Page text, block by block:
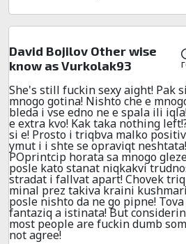
David Bojilov Other wise
know as Vurkolak93
She's still fuckin sexy aight! Pak
mnogo gotina! Nishto che e
bleda i vse edno ne e spala ili
e extra kvo! Kak taka nothing
si e! Prosto i triqbva malko
ymut i i shte se opraviqt neshtata!
POprintcip horata sa mnogo
posle kato stanat niqkakvi
stradat i fallvat apart! Chovek
minal prez takiva kraini
posle nishto da ne go pipne!
fantaziq a istinata! But
most people are fuckin dumb
not agree!